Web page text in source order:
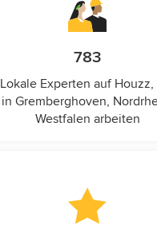
783
Lokale Experten auf
in Gremberghoven,
Westfalen arbeiten